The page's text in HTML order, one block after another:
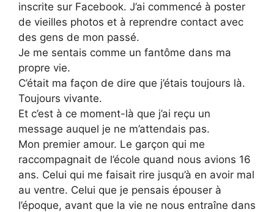
inscrite sur Facebook. J’ai commencé à poster
de vieilles photos et à reprendre contact avec
des gens de mon passé.
Je me sentais comme un fantôme dans ma
propre vie.
C’était ma façon de dire que j’étais toujours là.
Toujours vivante.
Et c’est à ce moment-là que j’ai reçu un
message auquel je ne m’attendais pas.
Mon premier amour. Le garçon qui me
raccompagnait de l’école quand nous avions 16
ans. Celui qui me faisait rire jusqu’à en avoir mal
au ventre. Celui que je pensais épouser à
l’époque, avant que la vie ne nous entraîne dans